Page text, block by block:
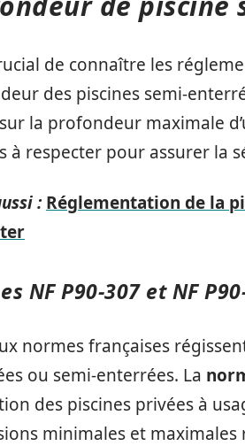
de connaître les
des piscines semi-
la profondeur maximale
à respecter pour assurer la
: Réglementation de la
NF P90-307 et NF
normes françaises
ou semi-enterrées. La
des piscines privées à
minimales et